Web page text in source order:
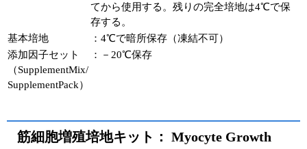
てから使用する。残りの完全培地は4℃で保
存する。
基本培地
：4℃で暗所保存（凍結不可）
添加因子セット
（SupplementMix/
SupplementPack）
：－20℃保存
筋細胞増殖培地キット： Myocyte Growth